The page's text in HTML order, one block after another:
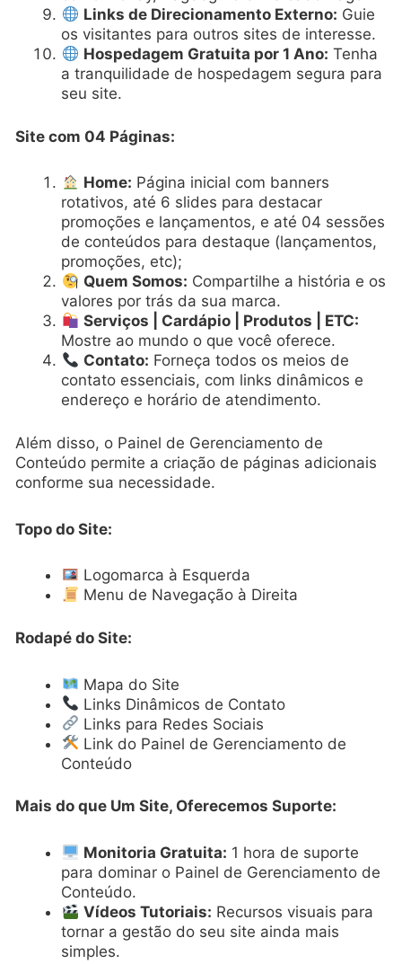
Links de Direcionamento Externo: Guie
os visitantes para outros sites de interesse.
Hospedagem Gratuita por 1 Ano: Tenha
a tranquilidade de hospedagem segura para
seu site.
Site com 04 Páginas:
Home: Página inicial com banners
rotativos, até 6 slides para destacar
promoções e lançamentos, e até 04 sessões
de conteúdos para destaque (lançamentos,
promoções, etc);
Quem Somos: Compartilhe a história e os
valores por trás da sua marca.
Serviços | Cardápio | Produtos | ETC:
Mostre ao mundo o que você oferece.
Contato: Forneça todos os meios de
contato essenciais, com links dinâmicos e
endereço e horário de atendimento.
Além disso, o Painel de Gerenciamento de
Conteúdo permite a criação de páginas adicionais
conforme sua necessidade.
Topo do Site:
Logomarca à Esquerda
Menu de Navegação à Direita
Rodapé do Site:
Mapa do Site
Links Dinâmicos de Contato
Links para Redes Sociais
Link do Painel de Gerenciamento de
Conteúdo
Mais do que Um Site, Oferecemos Suporte:
Monitoria Gratuita: 1 hora de suporte
para dominar o Painel de Gerenciamento de
Conteúdo.
Vídeos Tutoriais: Recursos visuais para
tornar a gestão do seu site ainda mais
simples.